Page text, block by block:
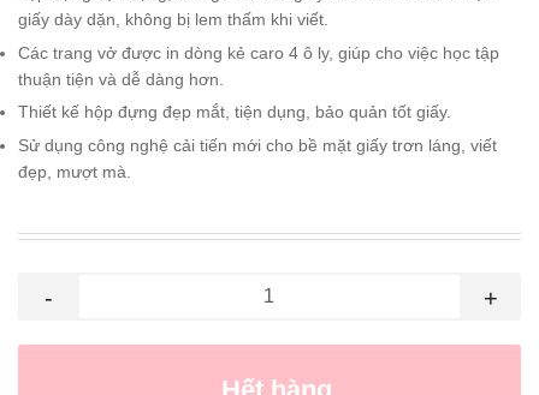
giấy dày dặn, không bị lem thấm khi viết.
Các trang vở được in dòng kẻ caro 4 ô ly, giúp cho việc học tập
thuận tiện và dễ dàng hơn.
Thiết kế hộp đựng đẹp mắt, tiện dụng, bảo quản tốt giấy.
Sử dụng công nghệ cải tiến mới cho bề mặt giấy trơn láng, viết
đẹp, mượt mà.
- +